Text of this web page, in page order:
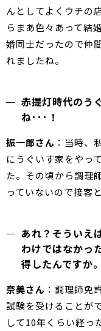
んとしてよくウチの
らまあ色々あって結
婚同士だったので仲
れましたね。
赤提灯時代のう
ね･･･！
振一郎さん ：当時、
にうぐいす家をやっ
た。その頃から調理
っていないので接客
あれ？そういえ
わけではなかっ
得したんですか。
奈美さん ：調理師免
試験を受けることが
して10年くらい経っ